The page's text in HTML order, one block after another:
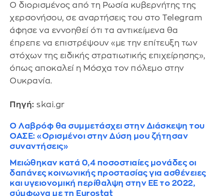
Ο διορισμένος από τη Ρωσία κυβερνήτης της
χερσονήσου, σε αναρτήσεις του στο Telegram
άφησε να εννοηθεί ότι τα αντικείμενα θα
έπρεπε να επιστρέψουν «με την επίτευξη των
στόχων της ειδικής στρατιωτικής επιχείρησης»,
όπως αποκαλεί η Μόσχα τον πόλεμο στην
Ουκρανία.
Πηγή: skai.gr
Ο Λαβρόφ θα συμμετάσχει στην Διάσκεψη του
ΟΑΣΕ: «Ορισμένοι στην Δύση μου ζήτησαν
συναντήσεις»
Μειώθηκαν κατά 0,4 ποσοστιαίες μονάδες οι
δαπάνες κοινωνικής προστασίας για ασθένειες
και υγειονομική περίθαλψη στην ΕΕ το 2022,
σύμφωνα με τη Eurostat